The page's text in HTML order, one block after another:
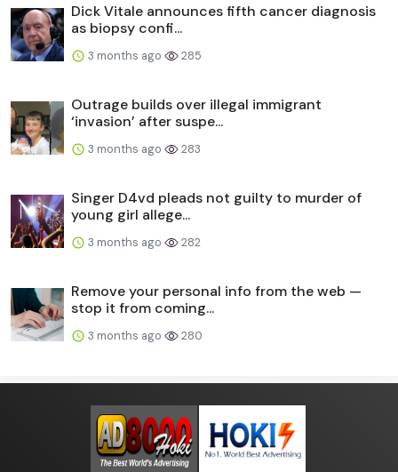
Dick Vitale announces fifth cancer diagnosis
as biopsy confi...
3 months ago 285
Outrage builds over illegal immigrant
‘invasion’ after suspe...
3 months ago 283
Singer D4vd pleads not guilty to murder of
young girl allege...
3 months ago 282
Remove your personal info from the web —
stop it from coming...
3 months ago 280